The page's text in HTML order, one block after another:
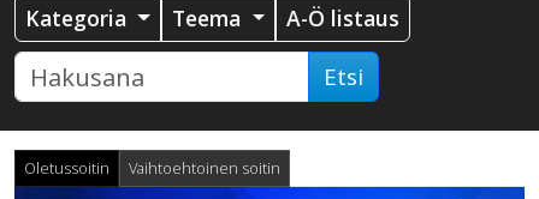
Kategoria Teema A-Ö listaus
Etsi
Oletussoitin Vaihtoehtoinen soitin